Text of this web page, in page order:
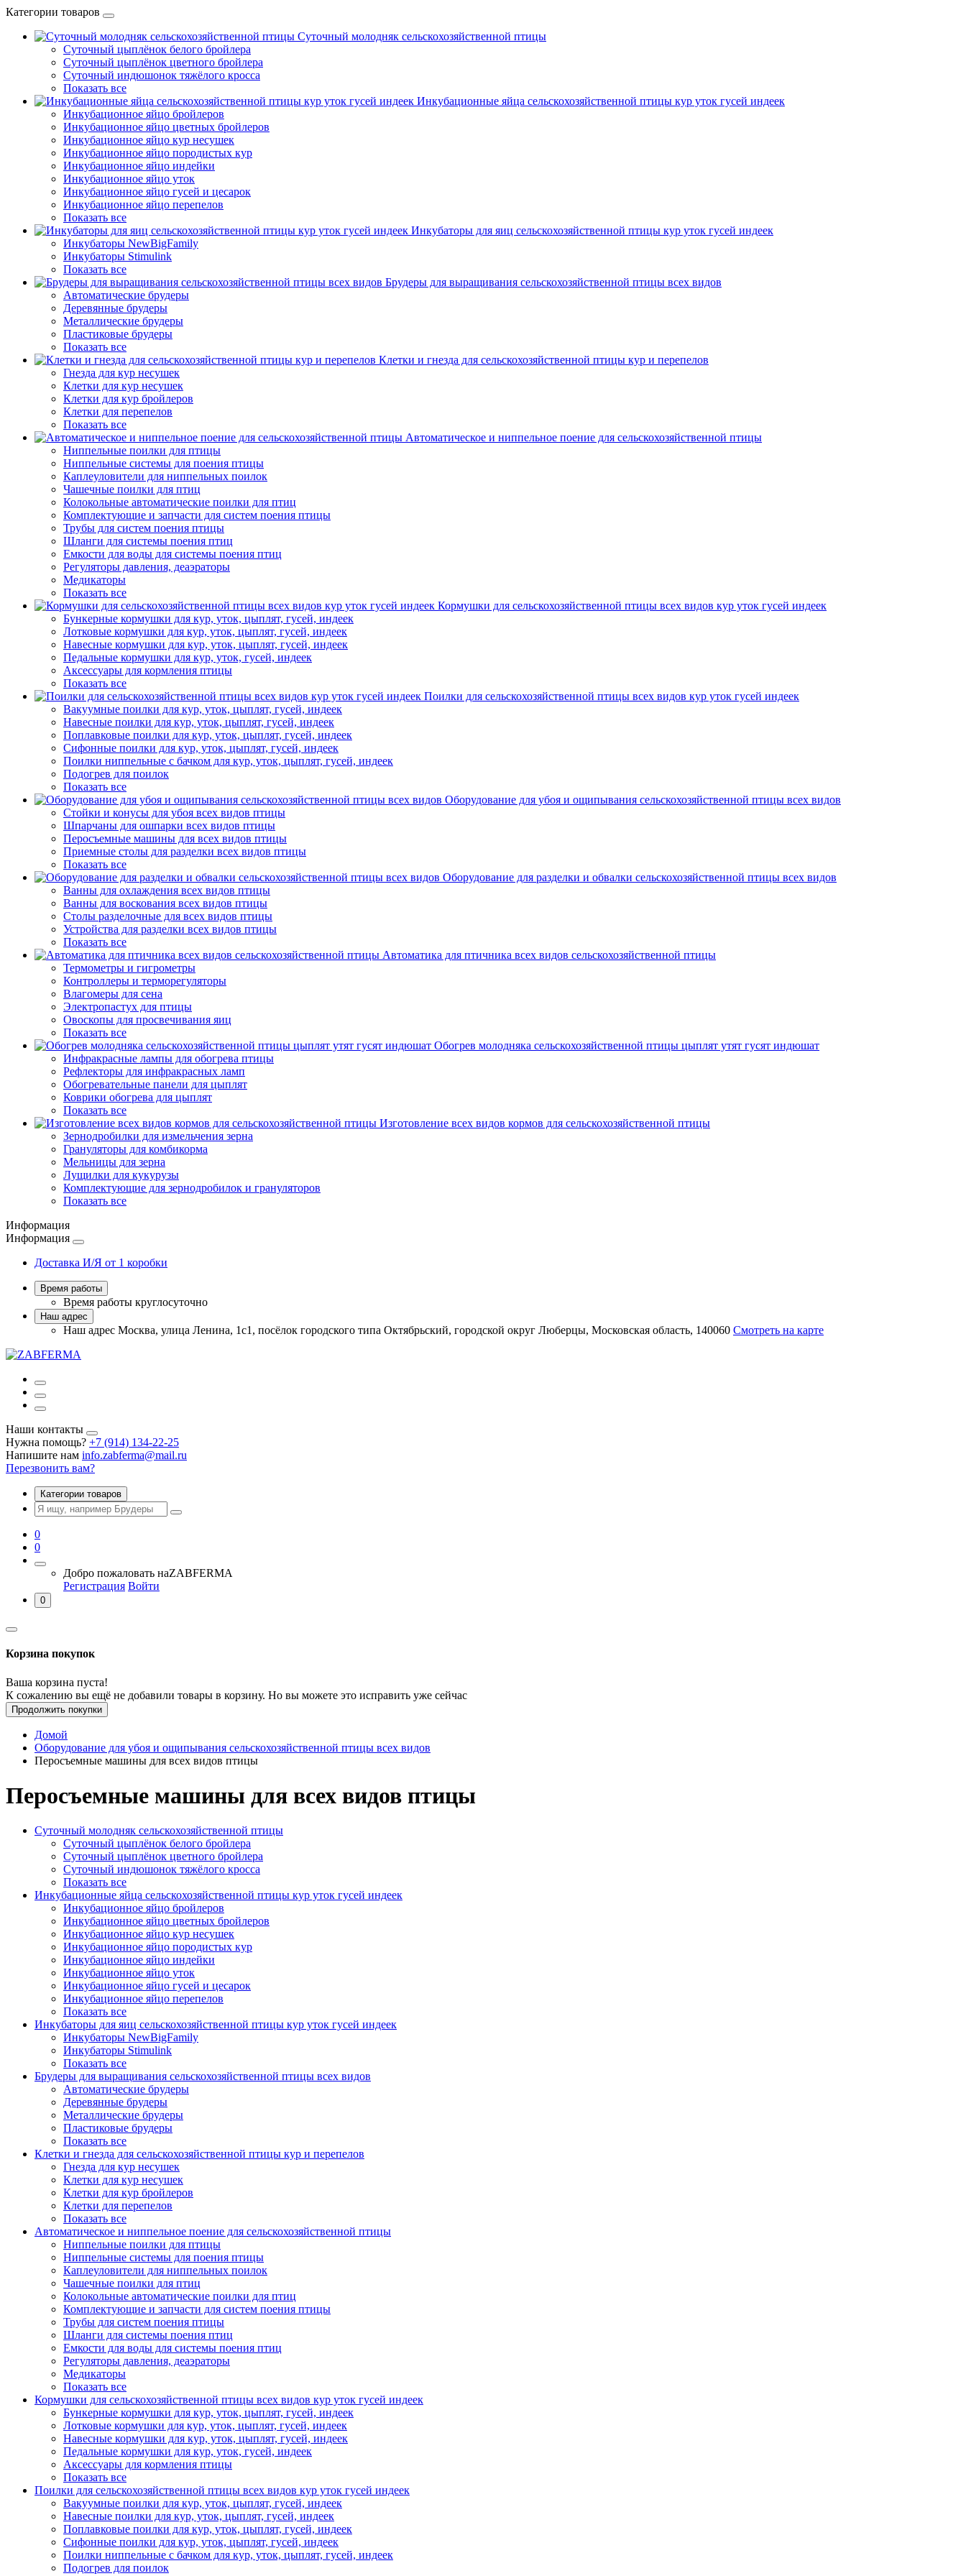
Категории товаров
Суточный молодняк сельскохозяйственной птицы
Суточный цыплёнок белого бройлера
Суточный цыплёнок цветного бройлера
Суточный индюшонок тяжёлого кросса
Показать все
Инкубационные яйца сельскохозяйственной птицы кур уток гусей индеек
Инкубационное яйцо бройлеров
Инкубационное яйцо цветных бройлеров
Инкубационное яйцо кур несушек
Инкубационное яйцо породистых кур
Инкубационное яйцо индейки
Инкубационное яйцо уток
Инкубационное яйцо гусей и цесарок
Инкубационное яйцо перепелов
Показать все
Инкубаторы для яиц сельскохозяйственной птицы кур уток гусей индеек
Инкубаторы NewBigFamily
Инкубаторы Stimulink
Показать все
Брудеры для выращивания сельскохозяйственной птицы всех видов
Автоматические брудеры
Деревянные брудеры
Металлические брудеры
Пластиковые брудеры
Показать все
Клетки и гнезда для сельскохозяйственной птицы кур и перепелов
Гнезда для кур несушек
Клетки для кур несушек
Клетки для кур бройлеров
Клетки для перепелов
Показать все
Автоматическое и ниппельное поение для сельскохозяйственной птицы
Ниппельные поилки для птицы
Ниппельные системы для поения птицы
Каплеуловители для ниппельных поилок
Чашечные поилки для птиц
Колокольные автоматические поилки для птиц
Комплектующие и запчасти для систем поения птицы
Трубы для систем поения птицы
Шланги для системы поения птиц
Емкости для воды для системы поения птиц
Регуляторы давления, деаэраторы
Медикаторы
Показать все
Кормушки для сельскохозяйственной птицы всех видов кур уток гусей индеек
Бункерные кормушки для кур, уток, цыплят, гусей, индеек
Лотковые кормушки для кур, уток, цыплят, гусей, индеек
Навесные кормушки для кур, уток, цыплят, гусей, индеек
Педальные кормушки для кур, уток, гусей, индеек
Аксессуары для кормления птицы
Показать все
Поилки для сельскохозяйственной птицы всех видов кур уток гусей индеек
Вакуумные поилки для кур, уток, цыплят, гусей, индеек
Навесные поилки для кур, уток, цыплят, гусей, индеек
Поплавковые поилки для кур, уток, цыплят, гусей, индеек
Сифонные поилки для кур, уток, цыплят, гусей, индеек
Поилки ниппельные с бачком для кур, уток, цыплят, гусей, индеек
Подогрев для поилок
Показать все
Оборудование для убоя и ощипывания сельскохозяйственной птицы всех видов
Стойки и конусы для убоя всех видов птицы
Шпарчаны для ошпарки всех видов птицы
Перосъемные машины для всех видов птицы
Приемные столы для разделки всех видов птицы
Показать все
Оборудование для разделки и обвалки сельскохозяйственной птицы всех видов
Ванны для охлаждения всех видов птицы
Ванны для воскования всех видов птицы
Столы разделочные для всех видов птицы
Устройства для разделки всех видов птицы
Показать все
Автоматика для птичника всех видов сельскохозяйственной птицы
Термометры и гигрометры
Контроллеры и терморегуляторы
Влагомеры для сена
Электропастух для птицы
Овоскопы для просвечивания яиц
Показать все
Обогрев молодняка сельскохозяйственной птицы цыплят утят гусят индюшат
Инфракрасные лампы для обогрева птицы
Рефлекторы для инфракрасных ламп
Обогревательные панели для цыплят
Коврики обогрева для цыплят
Показать все
Изготовление всех видов кормов для сельскохозяйственной птицы
Зернодробилки для измельчения зерна
Грануляторы для комбикорма
Мельницы для зерна
Лущилки для кукурузы
Комплектующие для зернодробилок и грануляторов
Показать все
Информация
Информация
Доставка И/Я от 1 коробки
Время работы
Время работы круглосуточно
Наш адрес
Наш адрес Москва, улица Ленина, 1с1, посёлок городского типа Октябрьский, городской округ Люберцы, Московская область, 140060 Смотреть на карте
Наши контакты
Нужна помощь? +7 (914) 134-22-25
Напишите нам info.zabferma@mail.ru
Перезвонить вам?
Категории товаров
0
0
Добро пожаловать наZABFERMA
Регистрация Войти
0
Корзина покупок
Ваша корзина пуста!
К сожалению вы ещё не добавили товары в корзину. Но вы можете это исправить уже сейчас
Продолжить покупки
Домой
Оборудование для убоя и ощипывания сельскохозяйственной птицы всех видов
Перосъемные машины для всех видов птицы
Перосъемные машины для всех видов птицы
Суточный молодняк сельскохозяйственной птицы
Суточный цыплёнок белого бройлера
Суточный цыплёнок цветного бройлера
Суточный индюшонок тяжёлого кросса
Показать все
Инкубационные яйца сельскохозяйственной птицы кур уток гусей индеек
Инкубационное яйцо бройлеров
Инкубационное яйцо цветных бройлеров
Инкубационное яйцо кур несушек
Инкубационное яйцо породистых кур
Инкубационное яйцо индейки
Инкубационное яйцо уток
Инкубационное яйцо гусей и цесарок
Инкубационное яйцо перепелов
Показать все
Инкубаторы для яиц сельскохозяйственной птицы кур уток гусей индеек
Инкубаторы NewBigFamily
Инкубаторы Stimulink
Показать все
Брудеры для выращивания сельскохозяйственной птицы всех видов
Автоматические брудеры
Деревянные брудеры
Металлические брудеры
Пластиковые брудеры
Показать все
Клетки и гнезда для сельскохозяйственной птицы кур и перепелов
Гнезда для кур несушек
Клетки для кур несушек
Клетки для кур бройлеров
Клетки для перепелов
Показать все
Автоматическое и ниппельное поение для сельскохозяйственной птицы
Ниппельные поилки для птицы
Ниппельные системы для поения птицы
Каплеуловители для ниппельных поилок
Чашечные поилки для птиц
Колокольные автоматические поилки для птиц
Комплектующие и запчасти для систем поения птицы
Трубы для систем поения птицы
Шланги для системы поения птиц
Емкости для воды для системы поения птиц
Регуляторы давления, деаэраторы
Медикаторы
Показать все
Кормушки для сельскохозяйственной птицы всех видов кур уток гусей индеек
Бункерные кормушки для кур, уток, цыплят, гусей, индеек
Лотковые кормушки для кур, уток, цыплят, гусей, индеек
Навесные кормушки для кур, уток, цыплят, гусей, индеек
Педальные кормушки для кур, уток, гусей, индеек
Аксессуары для кормления птицы
Показать все
Поилки для сельскохозяйственной птицы всех видов кур уток гусей индеек
Вакуумные поилки для кур, уток, цыплят, гусей, индеек
Навесные поилки для кур, уток, цыплят, гусей, индеек
Поплавковые поилки для кур, уток, цыплят, гусей, индеек
Сифонные поилки для кур, уток, цыплят, гусей, индеек
Поилки ниппельные с бачком для кур, уток, цыплят, гусей, индеек
Подогрев для поилок